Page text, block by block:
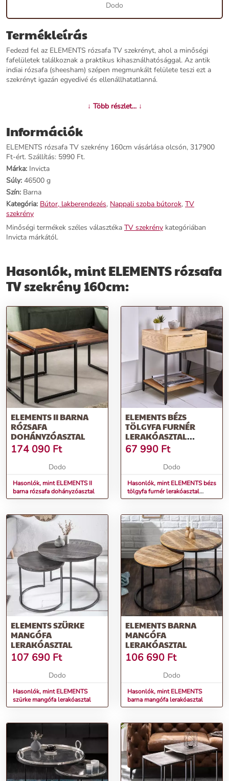
Dodo
Termékleírás
Fedezd fel az ELEMENTS rózsafa TV szekrényt, ahol a minőségi
fafelületek találkoznak a praktikus kihasználhatósággal. Az antik
indiai rózsafa (sheesham) szépen megmunkált felülete teszi ezt a
szekrényt igazán egyedivé és ellenállhatatlanná.
ELEMENTS rózsafa TV szekrény 160cm
Ár:317900 Ft
Márka:Invicta
Kategória:TV szekrény
Tömeg: 46500 g
Szín:Barna
Szállítási díj: 5990 Ft
Előnyök:
Egyedülálló design: Az antik indiai rózsafa és fekete lábak elegáns
és markáns megjelenést kölcsönöznek a szekrénynek.
Univerzális felhasználás:Kiválóan illeszkedik modern és indusztriális
stílusú étkezőkbe, nappalikba, hálószobákba és irodákba is.
szintre otthonod vagy irodád enteriőrjét egy igazán exkluzív
bútorral!
További információk>>
↓ Több részlet... ↓
Információk
ELEMENTS rózsafa TV szekrény 160cm vásárlása olcsón, 317900
Ft-ért. Szállítás: 5990 Ft.
Márka: Invicta
Súly: 46500 g
Szín: Barna
Kategória: Bútor, lakberendezés, Nappali szoba bútorok, TV
szekrény
Minőségi termékek széles választéka TV szekrény kategóriában
Invicta márkától.
Hasonlók, mint ELEMENTS rózsafa
TV szekrény 160cm:
ELEMENTS II BARNA
RÓZSAFA
DOHÁNYZÓASZTAL
174 090 Ft
Dodo
Hasonlók, mint ELEMENTS II
barna rózsafa dohányzóasztal
ELEMENTS BÉZS
TÖLGYFA FURNÉR
LERAKÓASZTAL
40X35X50
67 990 Ft
Dodo
Hasonlók, mint ELEMENTS bézs
tölgyfa furnér lerakóasztal
40x35x50
ELEMENTS SZÜRKE
MANGÓFA
LERAKÓASZTAL
107 690 Ft
Dodo
Hasonlók, mint ELEMENTS
szürke mangófa lerakóasztal
ELEMENTS BARNA
MANGÓFA
LERAKÓASZTAL
106 690 Ft
Dodo
Hasonlók, mint ELEMENTS
barna mangófa lerakóasztal